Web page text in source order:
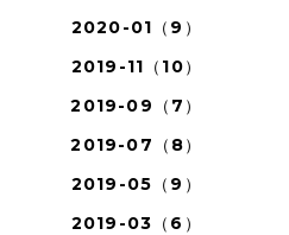
2020-01（9）
2019-11（10）
2019-09（7）
2019-07（8）
2019-05（9）
2019-03（6）